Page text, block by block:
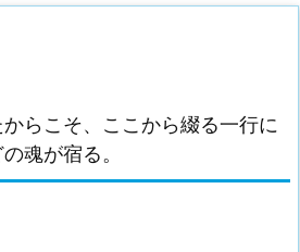
らこそ、ここから綴る一行に
魂が宿る。